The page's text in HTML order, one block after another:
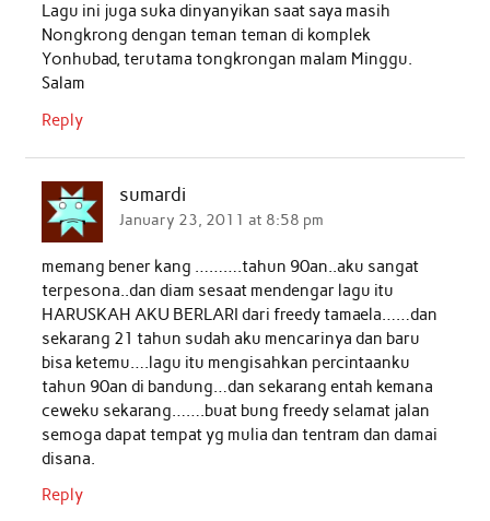
Lagu ini juga suka dinyanyikan saat saya masih
Nongkrong dengan teman teman di komplek
Yonhubad, terutama tongkrongan malam Minggu.
Salam
Reply
sumardi
January 23, 2011 at 8:58 pm
memang bener kang ……….tahun 90an..aku sangat
terpesona..dan diam sesaat mendengar lagu itu
HARUSKAH AKU BERLARI dari freedy tamaela……dan
sekarang 21 tahun sudah aku mencarinya dan baru
bisa ketemu….lagu itu mengisahkan percintaanku
tahun 90an di bandung…dan sekarang entah kemana
ceweku sekarang…….buat bung freedy selamat jalan
semoga dapat tempat yg mulia dan tentram dan damai
disana.
Reply